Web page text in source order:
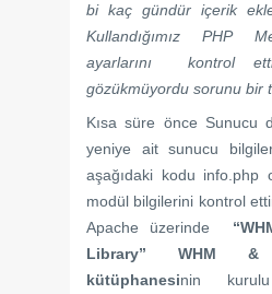
bi kaç gündür içerik
Kullandığımız PHP
ayarlarını kontrol
gözükmüyordu sorunu bir
Kısa süre önce Sunucu
yeniye ait sunucu
aşağıdaki kodu info.php
modül bilgilerini kontrol
Apache üzerinde
Library” WHM
kütüphanesinin kurulu